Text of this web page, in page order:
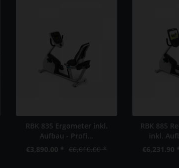
RBK 835 Ergometer inkl.
Aufbau - Profi...
€3,890.00 * €6,610.00 *
RBK 885
inkl.
€6,231.90